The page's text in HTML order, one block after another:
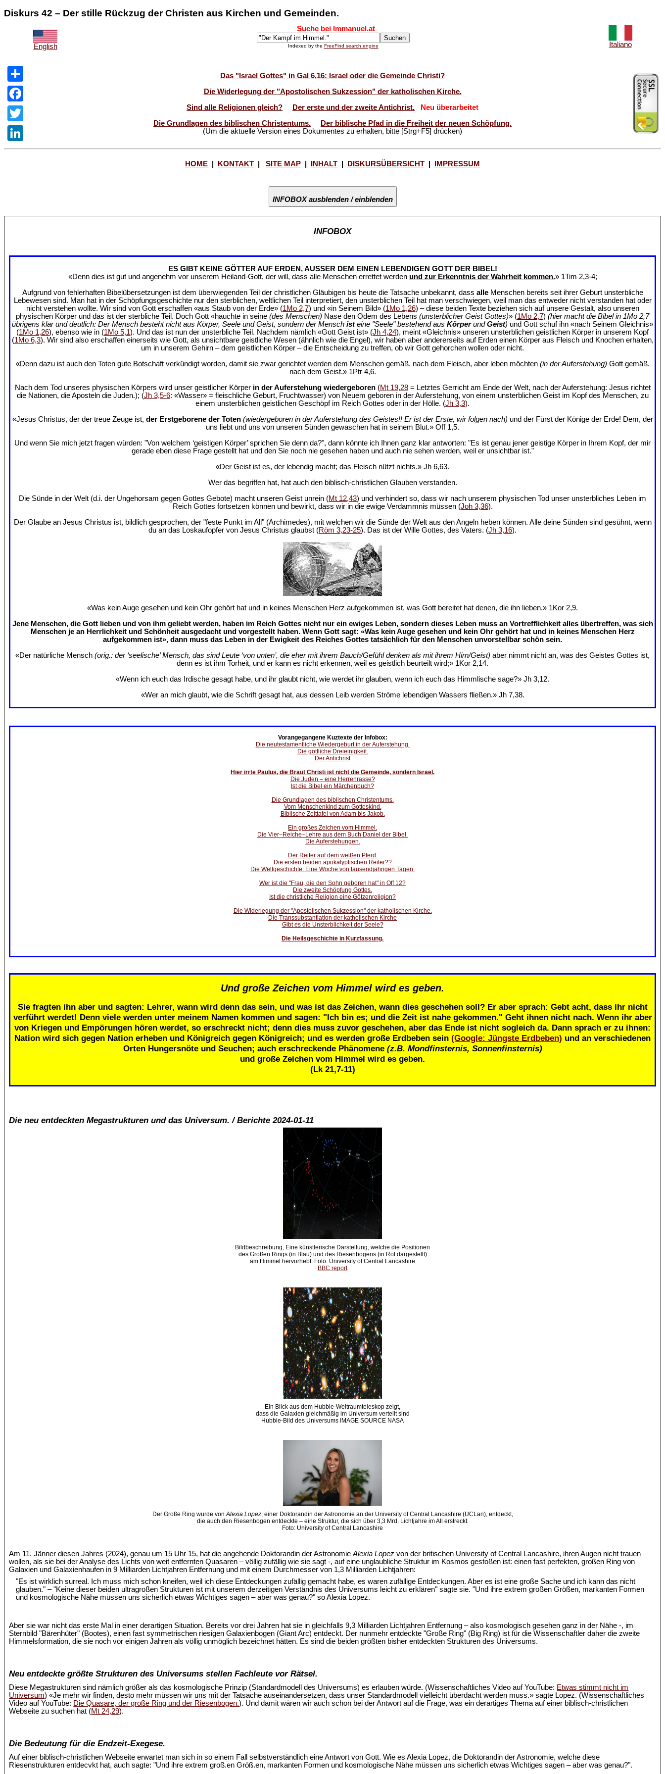
Diskurs 42 – Der stille Rückzug der Christen aus Kirchen und Gemeinden.
English
Suche bei Immanuel.at
Indexed by the FreeFind search engine Italiano
Share
Facebook
Twitter
LinkedIn
Das "Israel Gottes" in Gal 6,16: Israel oder die Gemeinde Christi?
Die Widerlegung der "Apostolischen Sukzession" der katholischen Kirche.
Sind alle Religionen gleich?
Der erste und der zweite Antichrist.
Neu überarbeitet
Die Grundlagen des biblischen Christentums.
Der biblische Pfad in die Freiheit der neuen Schöpfung.
(Um die aktuelle Version eines Dokumentes zu erhalten, bitte [Strg+F5] drücken)
HOME KONTAKT SITE MAP INHALT DISKURSÜBERSICHT IMPRESSUM
INFOBOX ausblenden / einblenden
INFOBOX
ES GIBT KEINE GÖTTER AUF ERDEN, AUSSER DEM EINEN LEBENDIGEN GOTT DER BIBEL!
«Denn dies ist gut und angenehm vor unserem Heiland-Gott, der will, dass alle Menschen errettet werden und zur Erkenntnis der Wahrheit kommen.» 1Tim 2,3-4;
Aufgrund von fehlerhaften Bibelübersetzungen ist dem überwiegenden Teil der christlichen Gläubigen bis heute die Tatsache unbekannt, dass alleMenschen bereits seit ihrer Geburt unsterbliche
Lebewesen sind. Man hat in der Schöpfungsgeschichte nur den sterblichen, weltlichen Teil interpretiert, den unsterblichen Teil hat man verschwiegen, weil man das entweder nicht verstanden hat oder
nicht verstehen wollte. Wir sind von Gott erschaffen «aus Staub von der Erde» (1Mo 2,7) und «in Seinem Bild» (1Mo 1,26) – diese beiden Texte beziehen sich auf unsere Gestalt, also unseren
physischen Körper und das ist der sterbliche Teil. Doch Gott «hauchte in seine (des Menschen) Nase den Odem des Lebens (unsterblicher Geist Gottes)» (1Mo 2,7) (hier macht die Bibel in 1Mo 2,7
übrigens klar und deutlich: Der Mensch besteht nicht aus Körper, Seele und Geist, sondern der Mensch isteine "Seele" bestehend aus KörperundGeist) und Gott schuf ihn «nach Seinem Gleichnis»
(1Mo 1,26), ebenso wie in (1Mo 5,1). Und das ist nun der unsterbliche Teil. Nachdem nämlich «Gott Geist ist» (Jh 4,24), meint «Gleichnis» unseren unsterblichen geistlichen Körper in unserem Kopf
(1Mo 6,3). Wir sind also erschaffen einerseits wie Gott, als unsichtbare geistliche Wesen (ähnlich wie die Engel), wir haben aber andererseits auf Erden einen Körper aus Fleisch und Knochen erhalten,
um in unserem Gehirn – dem geistlichen Körper – die Entscheidung zu treffen, ob wir Gott gehorchen wollen oder nicht.
«Denn dazu ist auch den Toten gute Botschaft verkündigt worden, damit sie zwar gerichtet werden dem Menschen gemäß. nach dem Fleisch, aber leben möchten (in der Auferstehung) Gott gemäß.
nach dem Geist.» 1Ptr 4,6.
Nach dem Tod unseres physischen Körpers wird unser geistlicher Körper in der Auferstehung wiedergeboren (Mt 19,28= Letztes Gerricht am Ende der Welt, nach der Auferstehung: Jesus richtet
die Nationen, die Aposteln die Juden.); (Jh 3,5-6: «Wasser» = fleischliche Geburt, Fruchtwasser) von Neuem geboren in der Auferstehung, von einem unsterblichen Geist im Kopf des Menschen, zu
einem unsterblichen geistlichen Geschöpf im Reich Gottes oder in der Hölle. (Jh 3,3).
«Jesus Christus, der der treue Zeuge ist, der Erstgeborene der Toten (wiedergeboren in der Auferstehung des Geistes!! Er ist der Erste, wir folgen nach) und der Fürst der Könige der Erde! Dem, der
uns liebt und uns von unseren Sünden gewaschen hat in seinem Blut.» Off 1,5.
Und wenn Sie mich jetzt fragen würden: "Von welchem ‘geistigen Körper’ sprichen Sie denn da?", dann könnte ich Ihnen ganz klar antworten: "Es ist genau jener geistige Körper in Ihrem Kopf, der mir
gerade eben diese Frage gestellt hat und den Sie noch nie gesehen haben und auch nie sehen werden, weil er unsichtbar ist."
«Der Geist ist es, der lebendig macht; das Fleisch nützt nichts.» Jh 6,63.
Wer das begriffen hat, hat auch den biblisch-christlichen Glauben verstanden.
Die Sünde in der Welt (d.i. der Ungehorsam gegen Gottes Gebote) macht unseren Geist unrein (Mt 12,43) und verhindert so, dass wir nach unserem physischen Tod unser unsterbliches Leben im
Reich Gottes fortsetzen können und bewirkt, dass wir in die ewige Verdammnis müssen (Joh 3,36).
Der Glaube an Jesus Christus ist, bildlich gesprochen, der "feste Punkt im All" (Archimedes), mit welchen wir die Sünde der Welt aus den Angeln heben können. Alle deine Sünden sind gesühnt, wenn
du an das Loskaufopfer von Jesus Christus glaubst (Röm 3,23-25). Das ist der Wille Gottes, des Vaters. (Jh 3,16).
«Was kein Auge gesehen und kein Ohr gehört hat und in keines Menschen Herz aufgekommen ist, was Gott bereitet hat denen, die ihn lieben.» 1Kor 2,9.
Jene Menschen, die Gott lieben und von ihm geliebt werden, haben im Reich Gottes nicht nur ein ewiges Leben, sondern dieses Leben muss an Vortrefflichkeit alles übertreffen, was sich
Menschen je an Herrlichkeit und Schönheit ausgedacht und vorgestellt haben. Wenn Gott sagt: «Was kein Auge gesehen und kein Ohr gehört hat und in keines Menschen Herz
aufgekommen ist», dann muss das Leben in der Ewigkeit des Reiches Gottes tatsächlich für den Menschen unvorstellbar schön sein.
«Der natürliche Mensch (orig.: der ‘seelische’ Mensch, das sind Leute ‘von unten’, die eher mit ihrem Bauch/Gefühl denken als mit ihrem Hirn/Geist) aber nimmt nicht an, was des Geistes Gottes ist,
denn es ist ihm Torheit, und er kann es nicht erkennen, weil es geistlich beurteilt wird;» 1Kor 2,14.
«Wenn ich euch das Irdische gesagt habe, und ihr glaubt nicht, wie werdet ihr glauben, wenn ich euch das Himmlische sage?» Jh 3,12.
«Wer an mich glaubt, wie die Schrift gesagt hat, aus dessen Leib werden Ströme lebendigen Wassers fließen.» Jh 7,38.
Vorangegangene Kuztexte der Infobox:
Die neutestamentliche Wiedergeburt in der Auferstehung.
Die göttliche Dreieinigkeit.
Der Antichrist
Hier irrte Paulus, die Braut Christi ist nicht die Gemeinde, sondern Israel.
Die Juden – eine Herrenrasse?
Ist die Bibel ein Märchenbuch?
Die Grundlagen des biblischen Christentums.
Vom Menschenkind zum Gotteskind.
Biblische Zeittafel von Adam bis Jakob.
Ein großes Zeichen vom Himmel.
Die Vier–Reiche–Lehre aus dem Buch Daniel der Bibel.
Die Auferstehungen.
Der Reiter auf dem weißen Pferd.
Die ersten beiden apokalyptischen Reiter??
Die Weltgeschichte: Eine Woche von tausendjährigen Tagen.
Wer ist die "Frau, die den Sohn geboren hat" in Off 12?
Die zweite Schöpfung Gottes.
Ist die christliche Religion eine Götzenreligion?
Die Widerlegung der "Apostolischen Sukzession" der katholischen Kirche.
Die Transsubstantiation der katholischen Kirche
Gibt es die Unsterblichkeit der Seele?
Die Heilsgeschichte in Kurzfassung.
Und große Zeichen vom Himmel wird es geben.
Sie fragten ihn aber und sagten: Lehrer, wann wird denn das sein, und was ist das Zeichen, wann dies geschehen soll? Er aber sprach: Gebt acht, dass ihr nicht
verführt werdet! Denn viele werden unter meinem Namen kommen und sagen: "Ich bin es; und die Zeit ist nahe gekommen." Geht ihnen nicht nach. Wenn ihr aber
von Kriegen und Empörungen hören werdet, so erschreckt nicht; denn dies muss zuvor geschehen, aber das Ende ist nicht sogleich da. Dann sprach er zu ihnen:
Nation wird sich gegen Nation erheben und Königreich gegen Königreich; und es werden große Erdbeben sein (Google: Jüngste Erdbeben) und an verschiedenen
Orten Hungersnöte und Seuchen; auch erschreckende Phänomene (z.B. Mondfinsternis, Sonnenfinsternis)
und große Zeichen vom Himmel wird es geben.
(Lk 21,7-11)
Die neu entdeckten Megastrukturen und das Universum. / Berichte 2024-01-11
Bildbeschreibung, Eine künstlerische Darstellung, welche die Positionen
des Großen Rings (in Blau) und des Riesenbogens (in Rot dargestellt)
am Himmel hervorhebt. Foto: University of Central Lancashire
BBC report
Ein Blick aus dem Hubble-Weltraumteleskop zeigt,
dass die Galaxien gleichmäßig im Universum verteilt sind
Hubble-Bild des Universums IMAGE SOURCE NASA
Der Große Ring wurde von Alexia Lopez, einer Doktorandin der Astronomie an der University of Central Lancashire (UCLan), entdeckt,
die auch den Riesenbogen entdeckte – eine Struktur, die sich über 3,3 Mrd. Lichtjahre im All erstreckt.
Foto: University of Central Lancashire
Am 11. Jänner diesen Jahres (2024), genau um 15 Uhr 15, hat die angehende Doktorandin der AstronomieAlexia Lopez von der britischen University of Central Lancashire, ihren Augen nicht trauen
wollen, als sie bei der Analyse des Lichts von weit entfernten Quasaren – völlig zufällig wie sie sagt -, auf eine unglaubliche Struktur im Kosmos gestoßen ist: einen fast perfekten, großen Ring von
Galaxien und Galaxienhaufen in 9 Milliarden Lichtjahren Entfernung und mit einem Durchmesser von 1,3 Milliarden Lichtjahren:
"Es ist wirklich surreal. Ich muss mich schon kneifen, weil ich diese Entdeckungen zufällig gemacht habe, es waren zufällige Entdeckungen. Aber es ist eine große Sache und ich kann das nicht
glauben." – "Keine dieser beiden ultragroßen Strukturen ist mit unserem derzeitigen Verständnis des Universums leicht zu erklären" sagte sie. "Und ihre extrem großen Größen, markanten Formen
und kosmologische Nähe müssen uns sicherlich etwas Wichtiges sagen – aber was genau?" so Alexia Lopez.
Aber sie war nicht das erste Mal in einer derartigen Situation. Bereits vor drei Jahren hat sie in gleichfalls 9,3 Milliarden Lichtjahren Entfernung – also kosmologisch gesehen ganz in der Nähe -, im
Sternbild "Bärenhüter" (Bootes), einen fast symmetrischen riesigen Galaxienbogen (Giant Arc) entdeckt. Der nunmehr entdeckte "Große Ring" (Big Ring) ist für die Wissenschaftler daher die zweite
Himmelsformation, die sie noch vor einigen Jahren als völlig unmöglich bezeichnet hätten. Es sind die beiden größten bisher entdeckten Strukturen des Universums.
Neu entdeckte größte Strukturen des Universums stellen Fachleute vor Rätsel.
Diese Megastrukturen sind nämlich größer als das kosmologische Prinzip (Standardmodell des Universums) es erlauben würde. (Wissenschaftliches Video auf YouTube: Etwas stimmt nicht im
Universum) «Je mehr wir finden, desto mehr müssen wir uns mit der Tatsache auseinandersetzen, dass unser Standardmodell vielleicht überdacht werden muss.» sagte Lopez. (Wissenschaftliches
Video auf YouTube: Die Quasare, der große Ring und der Riesenbogen.). Und damit wären wir auch schon bei der Antwort auf die Frage, was ein derartiges Thema auf einer biblisch-christlichen
Webseite zu suchen hat (Mt 24,29).
Die Bedeutung für die Endzeit-Exegese.
Auf einer biblisch-christlichen Webseite erwartet man sich in so einem Fall selbstverständlich eine Antwort von Gott. Wie es Alexia Lopez, die Doktorandin der Astronomie, welche diese
Riesenstrukturen entdecvkt hat, auch sagte: "Und ihre extrem groß.en Größ.en, markanten Formen und kosmologische Nähe müssen uns sicherlich etwas Wichtiges sagen – aber was genau?".